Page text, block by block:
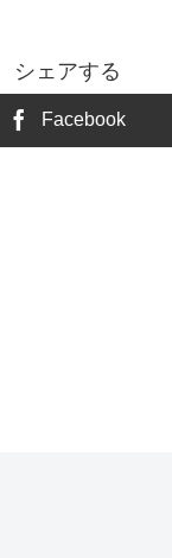
シェアする
Facebook